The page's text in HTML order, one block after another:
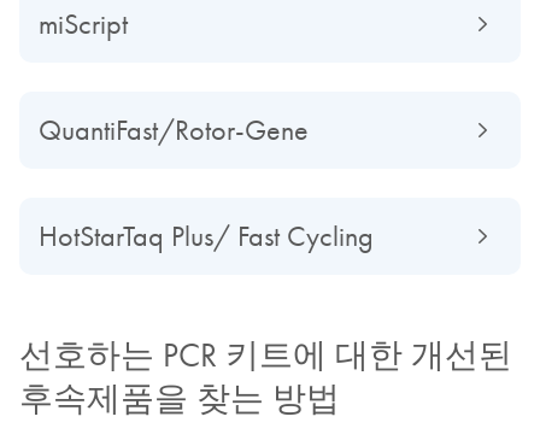
miScript
QuantiFast/Rotor-Gene
HotStarTaq Plus/ Fast Cycling
선호하는 PCR 키트에 대한 개선된
후속제품을 찾는 방법